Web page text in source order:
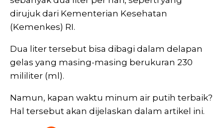
dirujuk dari Kementerian Kesehatan
(Kemenkes) RI.
Dua liter tersebut bisa dibagi dalam delapan
gelas yang masing-masing berukuran 230
mililiter (ml).
Namun, kapan waktu minum air putih terbaik?
Hal tersebut akan dijelaskan dalam artikel ini.